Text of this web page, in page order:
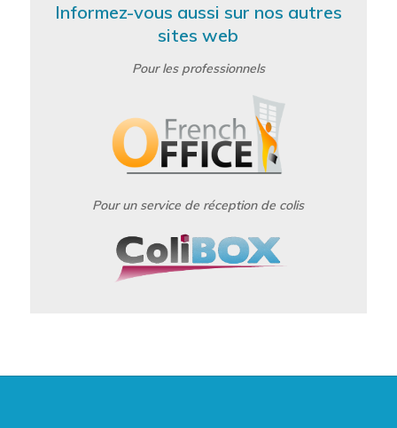
Informez-vous aussi sur nos autres
sites web
Pour les professionnels
Pour un service de réception de colis